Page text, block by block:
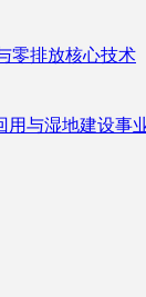
零排放核心技术
用与湿地建设事